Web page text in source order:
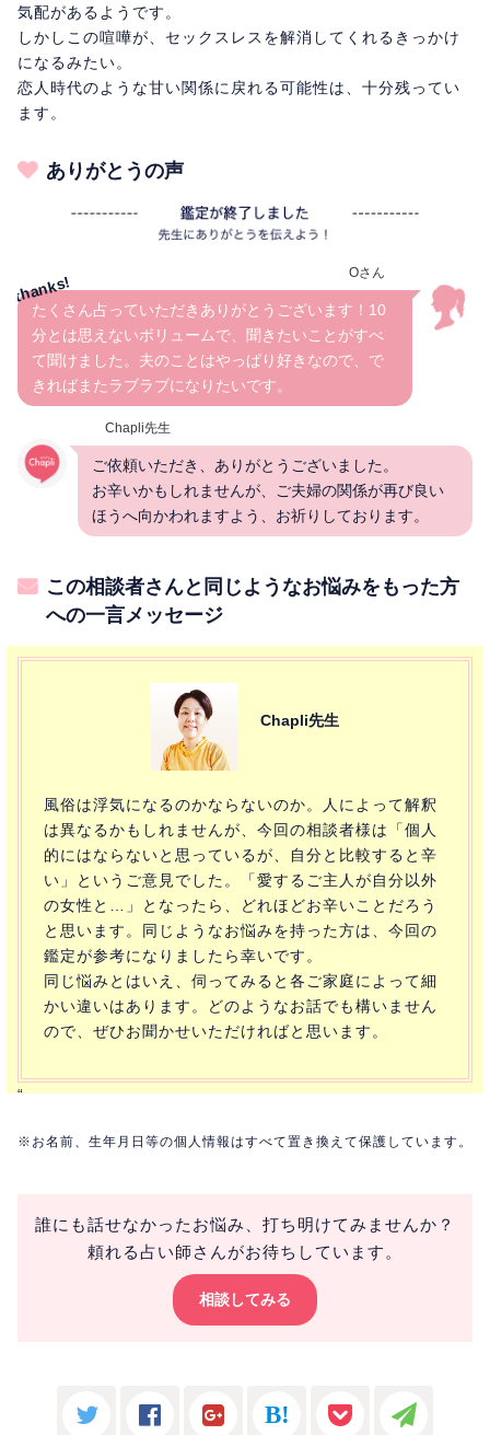
気配があるようです。
しかしこの喧嘩が、セックスレスを解消してくれるきっかけ
になるみたい。
恋人時代のような甘い関係に戻れる可能性は、十分残ってい
ます。
ありがとうの声
Oさん
たくさん占っていただきありがとうございます！10
分とは思えないボリュームで、聞きたいことがすべ
て聞けました。夫のことはやっぱり好きなので、で
きればまたラブラブになりたいです。
Chapli先生
ご依頼いただき、ありがとうございました。
お辛いかもしれませんが、ご夫婦の関係が再び良い
ほうへ向かわれますよう、お祈りしております。
この相談者さんと同じようなお悩みをもった方
への一言メッセージ
Chapli先生
風俗は浮気になるのかならないのか。人によって解釈
は異なるかもしれませんが、今回の相談者様は「個人
的にはならないと思っているが、自分と比較すると辛
い」というご意見でした。「愛するご主人が自分以外
の女性と…」となったら、どれほどお辛いことだろう
と思います。同じようなお悩みを持った方は、今回の
鑑定が参考になりましたら幸いです。
同じ悩みとはいえ、伺ってみると各ご家庭によって細
かい違いはあります。どのようなお話でも構いません
ので、ぜひお聞かせいただければと思います。
“
※お名前、生年月日等の個人情報はすべて置き換えて保護しています。
誰にも話せなかったお悩み、打ち明けてみませんか？
頼れる占い師さんがお待ちしています。
相談してみる